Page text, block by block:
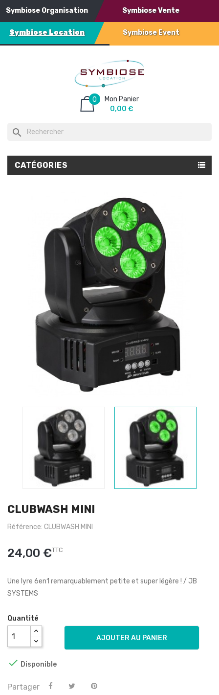
Symbiose Organisation Symbiose Vente
Symbiose Location Symbiose Event
Mon Panier
0
0,00 €
search
CATÉGORIES
CLUBWASH MINI
Référence: CLUBWASH MINI
24,00 €TTC
Une lyre 6en1 remarquablement petite et super légère ! / JB
SYSTEMS
Quantité
AJOUTER AU PANIER
 Disponible
Partager